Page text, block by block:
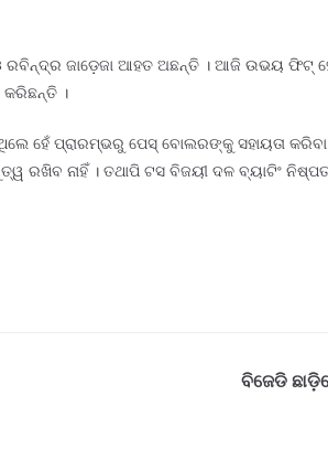
ରବିନ୍ଦ୍ର ଜାଡ଼େଜା ଆହତ ଅଛନ୍ତି । ଆଜି ଉଭୟ ଫିଟ୍
କରିଛନ୍ତି ।
ହେଁ ପ୍ରାରମ୍ଭରୁ ପେସ୍ ବୋଲରଙ୍କୁ ସହାୟତା
ରଖିବ ନାହିଁ । ତଥାପି ଟସ ବିଜୟୀ ଦଳ ବ୍ୟାଟିଂ
ବିଜେଡି